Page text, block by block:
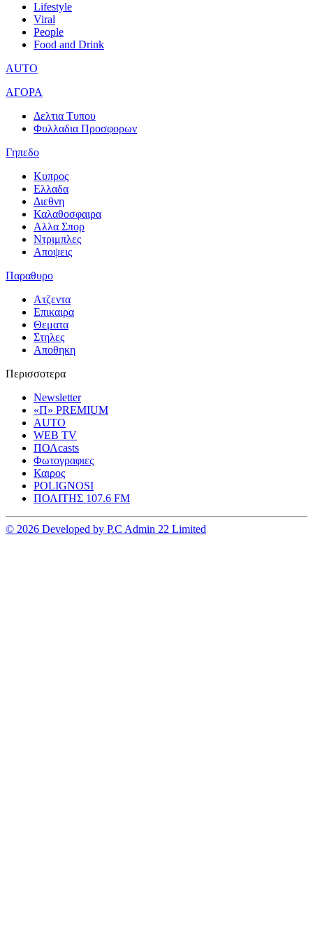
Lifestyle
Viral
People
Food and Drink
AUTO
ΑΓΟΡΑ
Δελτια Τυπου
Φυλλαδια Προσφορων
Γηπεδο
Κυπρος
Ελλαδα
Διεθνη
Καλαθοσφαιρα
Αλλα Σπορ
Ντριμπλες
Αποψεις
Παραθυρο
Ατζεντα
Επικαιρα
Θεματα
Στηλες
Αποθηκη
Περισσοτερα
Newsletter
«Π» PREMIUM
AUTO
WEB TV
ΠΟΛcasts
Φωτογραφιες
Καιρος
POLIGNOSI
ΠΟΛΙΤΗΣ 107.6 FM
© 2026 Developed by P.C Admin 22 Limited